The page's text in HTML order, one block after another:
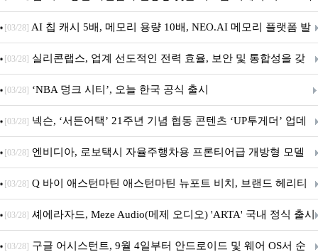
우스 세트 'KM580' 출시
[03/28] AI 칩 캐시 5배, 메모리 용량 10배, NEO.AI 메모리 플랫폼 발
표
[03/28] 실리콘랩스, 업계 선도적인 전력 효율, 보안 및 통합성을 갖
춘 초저전력 블루투스 LE SoC ‘BG2B’ 공개
[03/28] ‘NBA 덩크 시티’, 오늘 한국 공식 출시
[03/28] 넥슨, ‘서든어택’ 21주년 기념 협동 콘텐츠 ‘UP투게더’ 업데
이트
[03/28] 엔비디아, 로보택시 자율주행차용 프론티어급 개방형 모델
‘알파마요 2 슈퍼’ 상업적 이용 가능
[03/28] Q 바이 애스턴마틴 애스턴마틴 뉴포트 비치, 브랜드 헤리티
지 담은 ‘헤리티지 에디션 컬렉션’ 공개
[03/28] 셰에라자드, Meze Audio(메제 오디오) 'ARTA' 국내 정식 출시
[03/28] 구글 어시스턴트, 9월 4일부터 안드로이드 및 웨어 OS서 순